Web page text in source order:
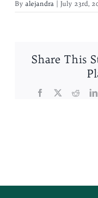
By alejandra | July 23rd,
Share This
Facebook
X Reddit